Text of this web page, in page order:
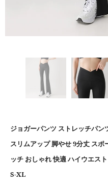
ジョガーパンツ ストレッチパン
スリムアップ 脚やせ 9分丈 ス
ッチ おしゃれ 快適 ハイウエス
S-XL